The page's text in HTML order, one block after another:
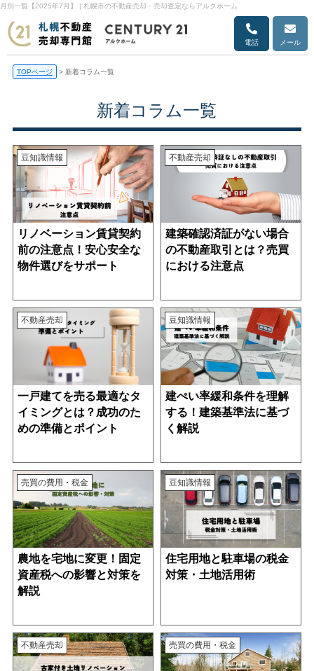
月別一覧【2025年7月】 | 札幌市の不動産売却・売却査定ならアルクホーム
電話 メール
TOPページ > 新着コラム一覧
新着コラム一覧
豆知識情報
リノベーション賃貸契約
前の注意点！安心安全な
物件選びをサポート
不動産売却
建築確認済証がない場合
の不動産取引とは？売買
における注意点
不動産売却
一戸建てを売る最適なタ
イミングとは？成功のた
めの準備とポイント
豆知識情報
建ぺい率緩和条件を理解
する！建築基準法に基づ
く解説
売買の費用・税金
農地を宅地に変更！固定
資産税への影響と対策を
解説
豆知識情報
住宅用地と駐車場の税金
対策・土地活用術
不動産売却 売買の費用・税金